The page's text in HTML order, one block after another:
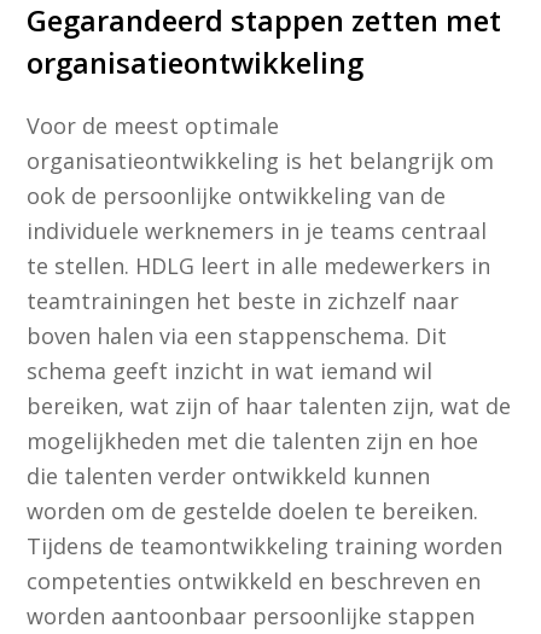
Gegarandeerd stappen zetten met
organisatieontwikkeling
Voor de meest optimale
organisatieontwikkeling is het belangrijk om
ook de persoonlijke ontwikkeling van de
individuele werknemers in je teams centraal
te stellen. HDLG leert in alle medewerkers in
teamtrainingen het beste in zichzelf naar
boven halen via een stappenschema. Dit
schema geeft inzicht in wat iemand wil
bereiken, wat zijn of haar talenten zijn, wat de
mogelijkheden met die talenten zijn en hoe
die talenten verder ontwikkeld kunnen
worden om de gestelde doelen te bereiken.
Tijdens de teamontwikkeling training worden
competenties ontwikkeld en beschreven en
worden aantoonbaar persoonlijke stappen